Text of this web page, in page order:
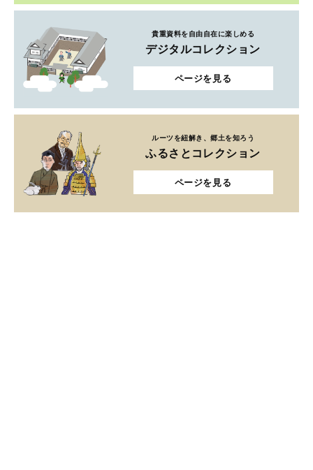
貴重資料を自由自在に楽しめる
デジタルコレクション
ページを見る
ルーツを紐解き、郷土を知ろう
ふるさとコレクション
ページを見る